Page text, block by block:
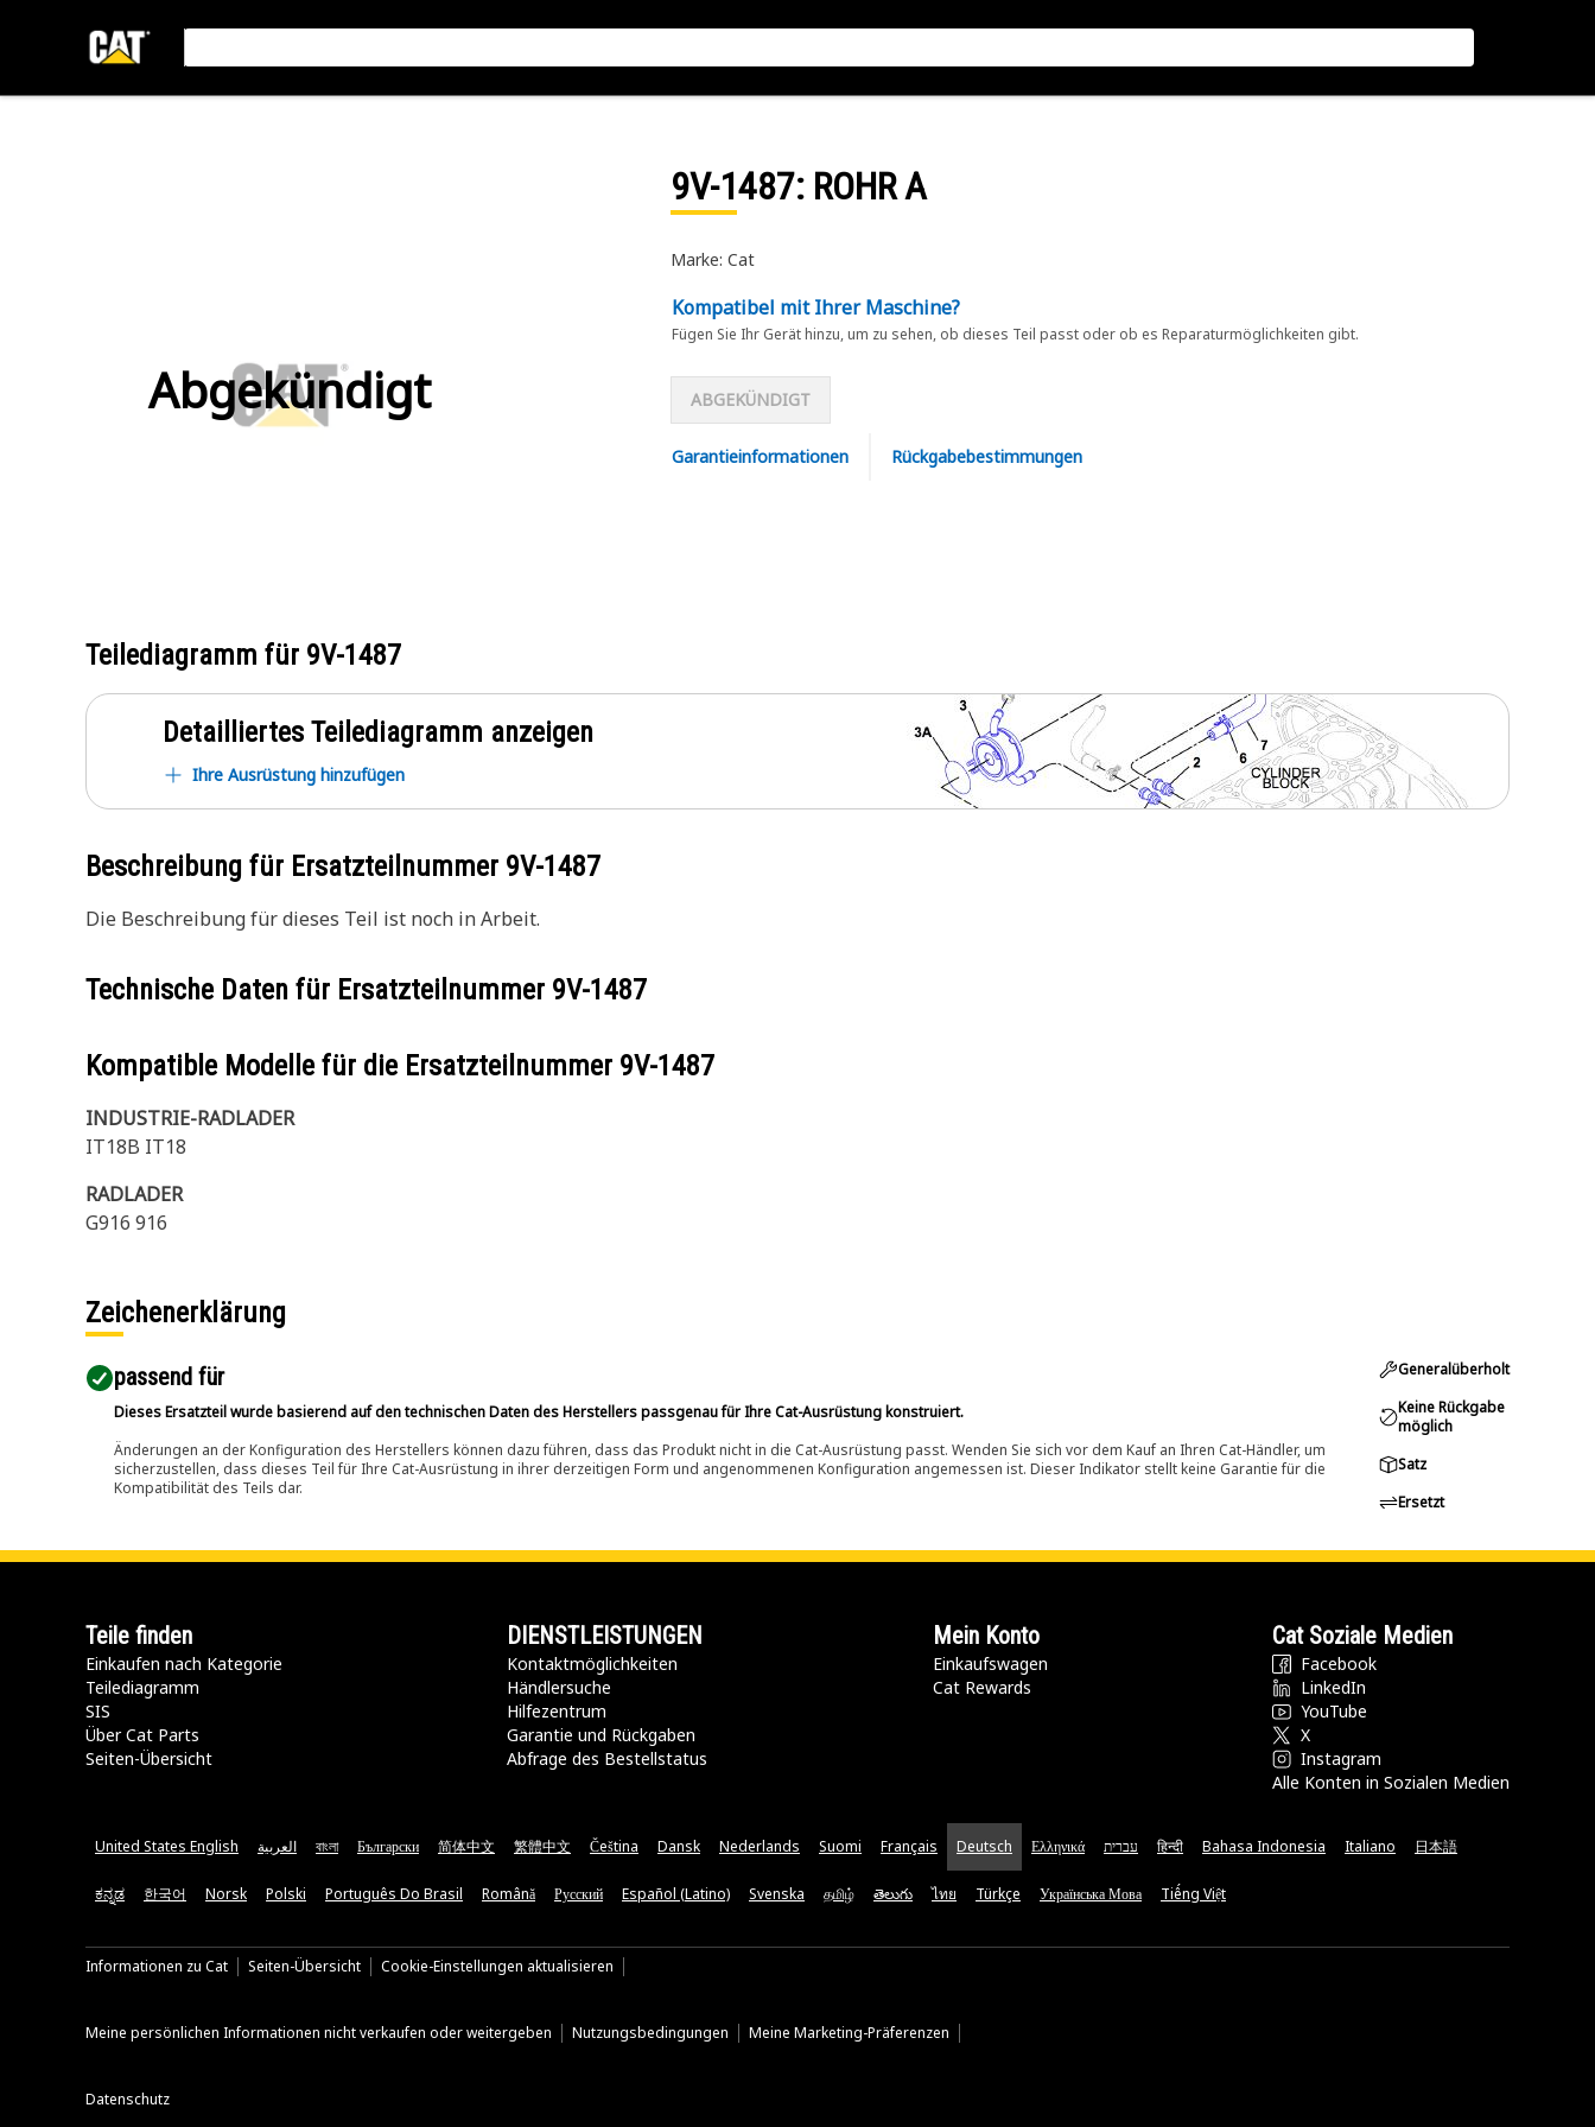
Abgekündigt
9V-1487: ROHR A
Marke: Cat
Kompatibel mit Ihrer Maschine?
Fügen Sie Ihr Gerät hinzu, um zu sehen, ob dieses Teil passt oder ob es Reparaturmöglichkeiten gibt.
ABGEKÜNDIGT
Garantieinformationen Rückgabebestimmungen
Teilediagramm für 9V-1487
Detailliertes Teilediagramm anzeigen
Ihre Ausrüstung hinzufügen
Beschreibung für Ersatzteilnummer 9V-1487
Die Beschreibung für dieses Teil ist noch in Arbeit.
Technische Daten für Ersatzteilnummer 9V-1487
Kompatible Modelle für die Ersatzteilnummer 9V-1487
INDUSTRIE-RADLADER
IT18B IT18
RADLADER
G916 916
Zeichenerklärung
passend für​
Dieses Ersatzteil wurde basierend auf den technischen Daten des Herstellers passgenau für Ihre Cat-Ausrüstung konstruiert.
Änderungen an der Konfiguration des Herstellers können dazu führen, dass das Produkt nicht in die Cat-Ausrüstung passt. Wenden Sie sich vor dem Kauf an Ihren Cat-Händler, um
sicherzustellen, dass dieses Teil für Ihre Cat-Ausrüstung in ihrer derzeitigen Form und angenommenen Konfiguration angemessen ist. Dieser Indikator stellt keine Garantie für die
Kompatibilität des Teils dar.
Generalüberholt
Keine Rückgabe
möglich
Satz
Ersetzt
Teile finden
Einkaufen nach Kategorie
Teilediagramm
SIS
Über Cat Parts
Seiten-Übersicht
DIENSTLEISTUNGEN
Kontaktmöglichkeiten​
Händlersuche
Hilfezentrum
Garantie und Rückgaben
Abfrage des Bestellstatus
Mein Konto
Einkaufswagen
Cat Rewards
Cat Soziale Medien
Facebook
LinkedIn
YouTube
X
Instagram
Alle Konten in Sozialen Medien
United States English العربية বাংলা Български 简体中文 繁體中文 Čeština Dansk Nederlands Suomi Français Deutsch Ελληνικά עברית हिन्दी Bahasa Indonesia Italiano 日本語
ಕನ್ನಡ 한국어 Norsk Polski Português Do Brasil Română Русский Español (Latino) Svenska தமிழ் తెలుగు ไทย Türkçe Українська Мова Tiếng Việt
Informationen zu Cat Seiten-Übersicht Cookie-Einstellungen aktualisieren
Meine persönlichen Informationen nicht verkaufen oder weitergeben Nutzungsbedingungen Meine Marketing-Präferenzen
Datenschutz